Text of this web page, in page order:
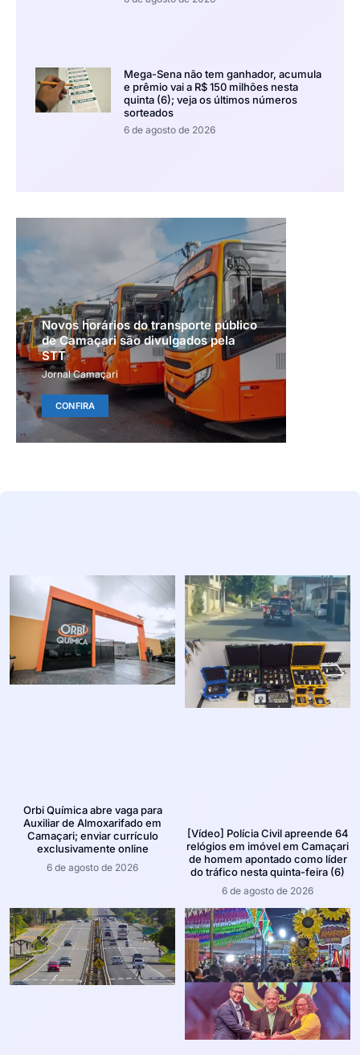
Mega-Sena não tem ganhador, acumula
e prêmio vai a R$ 150 milhões nesta
quinta (6); veja os últimos números
sorteados
6 de agosto de 2026
Novos horários do transporte público
de Camaçari são divulgados pela
STT
Jornal Camaçari
CONFIRA
Orbi Química abre vaga para
Auxiliar de Almoxarifado em
Camaçari; enviar currículo
exclusivamente online
6 de agosto de 2026
[Vídeo] Polícia Civil apreende 64
relógios em imóvel em Camaçari
de homem apontado como líder
do tráfico nesta quinta-feira (6)
6 de agosto de 2026